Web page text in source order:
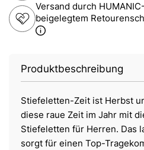
Versand durch
beigelegtem
Produktbeschreibung
Stiefeletten-Zeit ist Herbst
diese raue Zeit im Jahr mit
Stiefeletten für Herren. Das
sorgt für einen Top-